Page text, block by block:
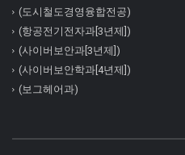
(도시철도경영융합전공)
(항공전기전자과[3년제])
(사이버보안과[3년제])
(사이버보안학과[4년제])
(보그헤어과)